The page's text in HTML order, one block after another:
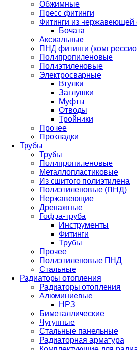
Обжимные
Пресс фитинги
Фитинги из нержавеющей
Бочата
Аксиальные
ПНД фитинги
Полипропиленовые
Полиэтиленовые
Электросварные
Втулки
Заглушки
Муфты
Отводы
Тройники
Прочее
Прокладки
Трубы
Трубы
Полипропиленовые
Металлопластиковые
Из сшитого полиэтилена
Полиэтиленовые (ПНД)
Нержавеющие
Дренажные
Гофра-труба
Инструменты
Фитинги
Трубы
Прочее
Полиэтиленовые ПНД
Стальные
Радиаторы отопления
Радиаторы отопления
Алюминиевые
НРЗ
Биметаллические
Чугунные
Стальные панельные
Радиаторная арматура